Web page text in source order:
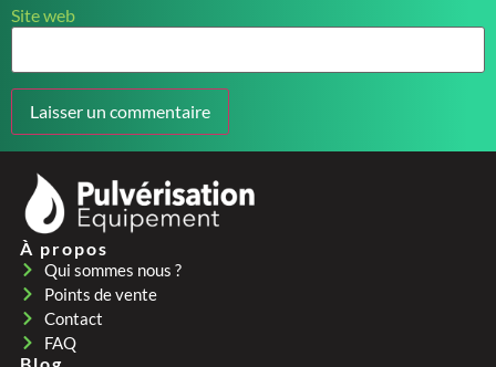
Site web
À propos
Qui sommes nous ?
Points de vente
Contact
FAQ